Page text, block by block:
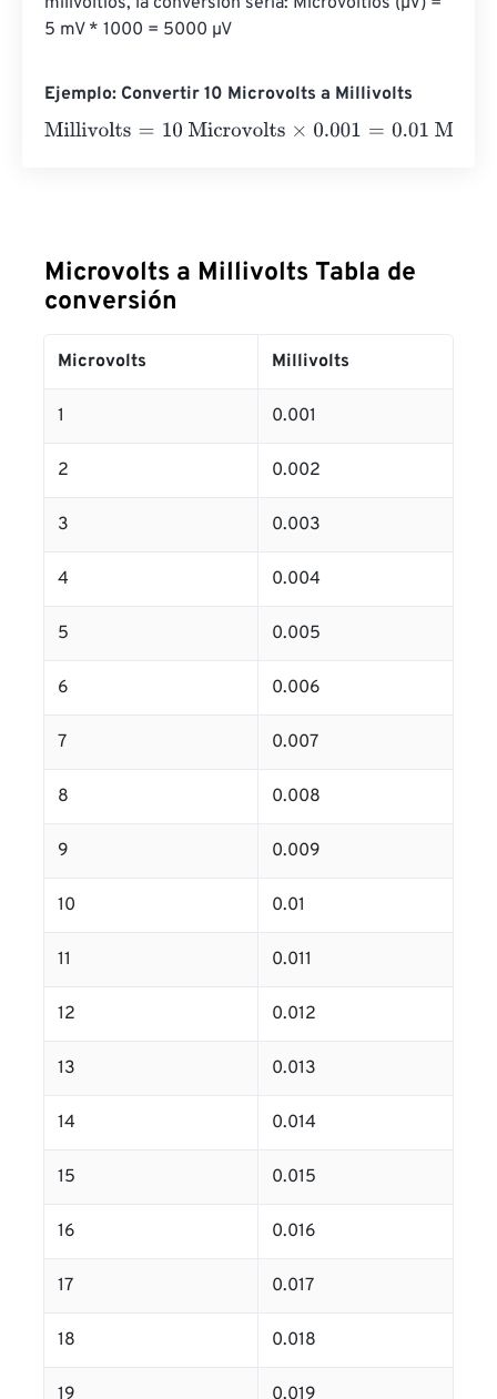
5 mV * 1000 = 5000 µV
Ejemplo: Convertir 10 Microvolts a Millivolts
Millivolts=10 Microvolts×0.001 =0.01 Millivolts
Microvolts a Millivolts Tabla de
conversión
Microvolts Millivolts
1 0.001
2 0.002
3 0.003
4 0.004
5 0.005
6 0.006
7 0.007
8 0.008
9 0.009
10 0.01
11 0.011
12 0.012
13 0.013
14 0.014
15 0.015
16 0.016
17 0.017
18 0.018
19 0.019